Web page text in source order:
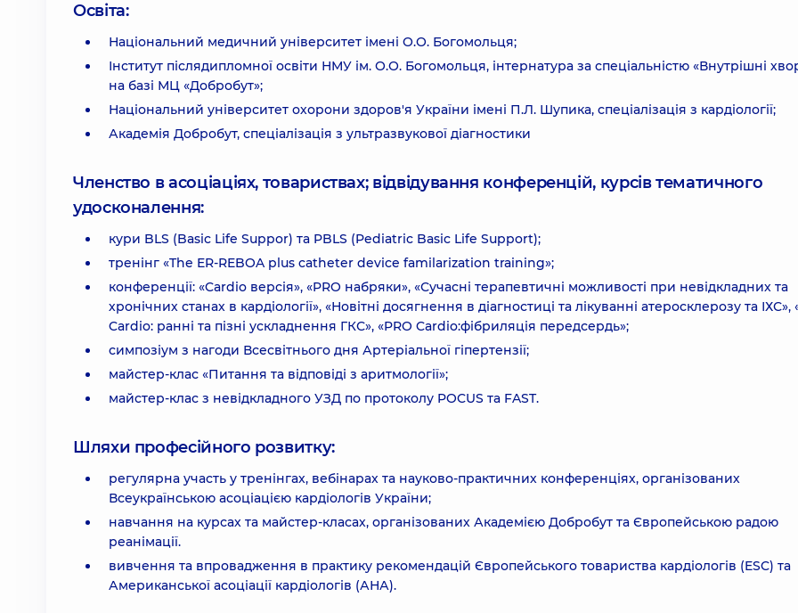
Освіта:
Національний медичний університет імені О.О. Богомольця;
Інститут післядипломної освіти НМУ ім. О.О. Богомольця, інтернатура за спеціальністю «Внутрішні
на базі МЦ «Добробут»;
Національний університет охорони здоров'я України імені П.Л. Шупика, спеціалізація з кардіології;
Академія Добробут, спеціалізація з ультразвукової діагностики
Членство в асоціаціях, товариствах; відвідування конференцій, курсів тематичного
удосконалення:
кури BLS (Basic Life Suppor) та PBLS (Pediatric Basic Life Support);
тренінг «The ER-REBOA plus catheter device familarization training»;
конференції: «Cardio версія», «PRO набряки», «Сучасні терапевтичні можливості при невідкладних та
хронічних станах в кардіології», «Новітні досягнення в діагностиці та лікуванні атеросклерозу та ІХС»,
Cardio: ранні та пізні ускладнення ГКС», «PRO Cardio:фібриляція передсердь»;
симпозіум з нагоди Всесвітнього дня Артеріальної гіпертензії;
майстер-клас «Питання та відповіді з аритмології»;
майстер-клас з невідкладного УЗД по протоколу POCUS та FAST.
Шляхи професійного розвитку:
регулярна участь у тренінгах, вебінарах та науково-практичних конференціях, організованих
Всеукраїнською асоціацією кардіологів України;
навчання на курсах та майстер-класах, організованих Академією Добробут та Європейською радою
реанімації.
вивчення та впровадження в практику рекомендацій Європейського товариства кардіологів (ESC) та
Американської асоціації кардіологів (АНА).